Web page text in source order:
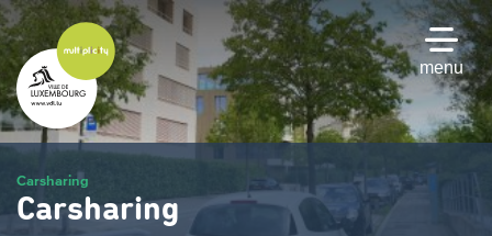
Passer
au
contenu
principal
menu
Carsharing
Carsharing